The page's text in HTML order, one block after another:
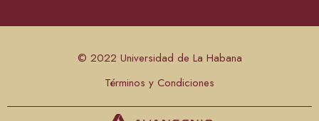
© 2022 Universidad de La Habana
Términos y Condiciones